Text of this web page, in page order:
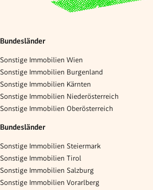
Bundesländer
Sonstige Immobilien Wien
Sonstige Immobilien Burgenland
Sonstige Immobilien Kärnten
Sonstige Immobilien Niederösterreich
Sonstige Immobilien Oberösterreich
Bundesländer
Sonstige Immobilien Steiermark
Sonstige Immobilien Tirol
Sonstige Immobilien Salzburg
Sonstige Immobilien Vorarlberg